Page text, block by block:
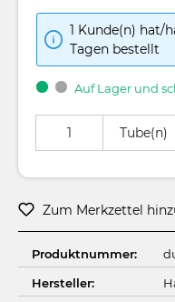
1 Kunde(n) hat/
Tagen bestellt
Auf Lager und
Tube(n)
Zum Merkzettel
Produktnummer:
Hersteller: